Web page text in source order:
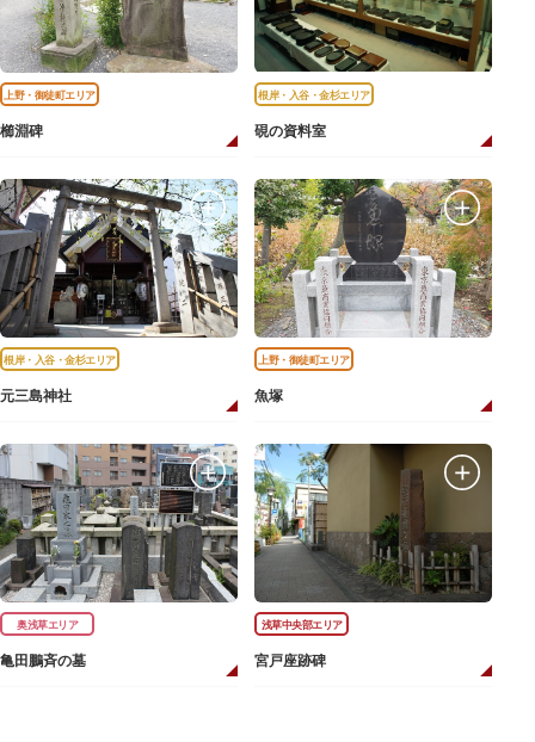
上野・御徒町エリア
櫛淵碑
根岸・入谷・金杉エリア
硯の資料室
根岸・入谷・金杉エリア
元三島神社
上野・御徒町エリア
魚塚
奥浅草エリア
亀田鵬斉の墓
浅草中央部エリア
宮戸座跡碑